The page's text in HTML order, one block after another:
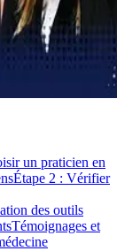
un praticien en
Étape 2 : Vérifier
des outils
Témoignages et